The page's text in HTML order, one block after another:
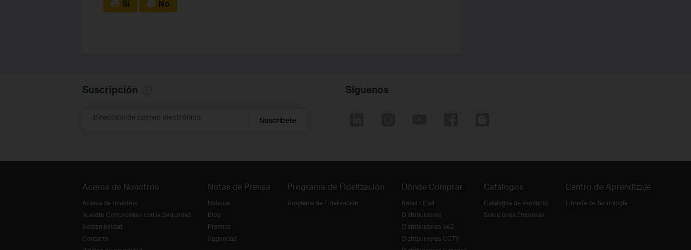
Sí No
Suscripción
Dirección de correo electrónico Suscríbete
Síguenos
Acerca de Nosotros
Acerca de nosotros
Nuestro Compromiso con la Seguridad
Sostenibilidad
Contacto
Notas de Prensa
Noticias
Blog
Premios
Seguridad
Programa de Fidelización
Programa de Fidelización
Dónde Comprar
Retail / Etail
Distribuidores
Distribuidores VAD
Distribuidores CCTV
Catálogos
Catálogos de Producto
Soluciones Empresas
Centro de Aprendizaje
Librería de Tecnología